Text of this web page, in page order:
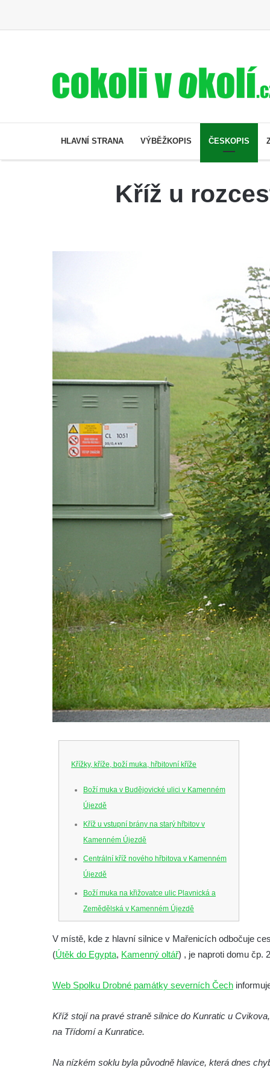
HLAVNÍ STRANA VÝBĚŽKOPIS ČESKOPIS
Kříž u
Křížky, kříže, boží muka, hřbitovní kříže
Boží muka v Budějovické ulici v Kamenném
Újezdě
Kříž u vstupní brány na starý hřbitov v
Kamenném Újezdě
Centrální kříž nového hřbitova v Kamenném
Újezdě
Boží muka na křižovatce ulic Plavnická a
Zemědělská v Kamenném Újezdě
v Kamenném Újezdě
Kříž na křižovatce ulic 5. května a Dělnická
Boží muka na křižovatce ulic Latrán a K
Malší ve Velešíně
Kříž u kostela svatého Václava ve Velešíně
V místě, kde z hlavní silnice v Mařenicích odbočuje
(Útěk do Egypta, Kamenný oltář) , je naproti domu čp.
Web Spolku Drobné památky severních Čech
Kříž stojí na pravé straně silnice do Kunratic u
na Třídomí a Kunratice.
Na nízkém soklu byla původně hlavice, která dnes